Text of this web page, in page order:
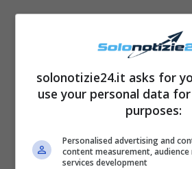
CAGLIARI: 81 (presente per
FIRENZE: 2 (top per 14
MILANO: 15 (top per 17
solonotizie24.it asks for
use your personal data
purposes:
Personalised advertising and
content measurement, audience
services development